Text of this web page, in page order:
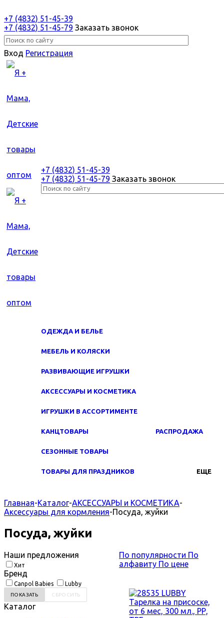
+7 (4832) 51-45-39
+7 (4832) 51-45-79 Заказать звонок
Вход Регистрация
+7 (4832) 51-45-39
+7 (4832) 51-45-79 Заказать звонок
ОДЕЖДА И БЕЛЬЕ
МЕБЕЛЬ И КОЛЯСКИ
РАЗВИВАЮЩИЕ ИГРУШКИ
АКСЕССУАРЫ И КОСМЕТИКА
ИГРУШКИ В АССОРТИМЕНТЕ
КАНЦТОВАРЫ РАСПРОДАЖА
СЕЗОННЫЕ ТОВАРЫ
ТОВАРЫ ДЛЯ ПРАЗДНИКОВ ЕЩЕ
Главная-Каталог-АКСЕССУАРЫ и КОСМЕТИКА-
Аксессуары для кормления-Посуда, жуйки
Посуда, жуйки
Наши предложения
Хит
Бренд
Canpol Babies Lubby
Каталог
По популярности По
алфавиту По цене